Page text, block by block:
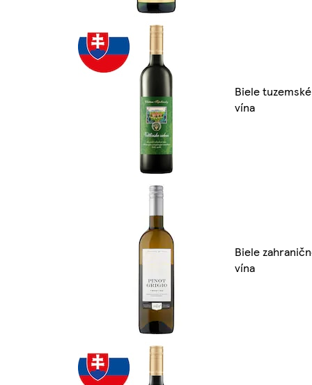
Biele tuzemské
vína
Biele
vína